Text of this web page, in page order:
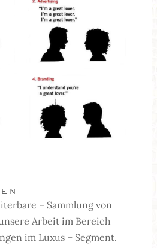
– Sammlung von
Arbeit im Bereich
im Luxus – Segment.